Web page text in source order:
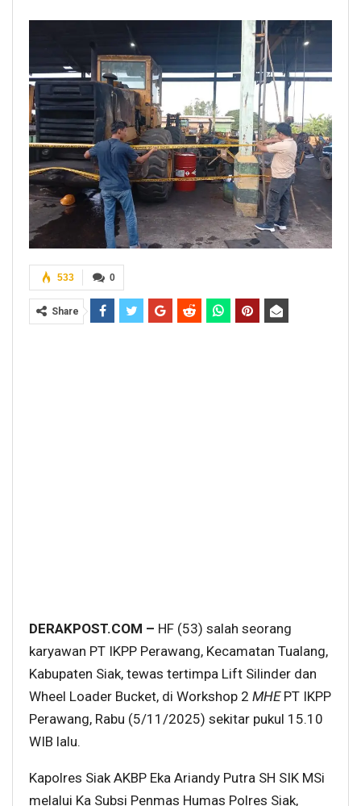
0
533
Share
DERAKPOST.COM – HF (53) salah seorang
karyawan PT IKPP Perawang, Kecamatan Tualang,
Kabupaten Siak, tewas tertimpa Lift Silinder dan
Wheel Loader Bucket, di Workshop 2 MHEPT IKPP
Perawang, Rabu (5/11/2025) sekitar pukul 15.10
WIB lalu.
Kapolres Siak AKBP Eka Ariandy Putra SH SIK MSi
melalui Ka Subsi Penmas Humas Polres Siak,